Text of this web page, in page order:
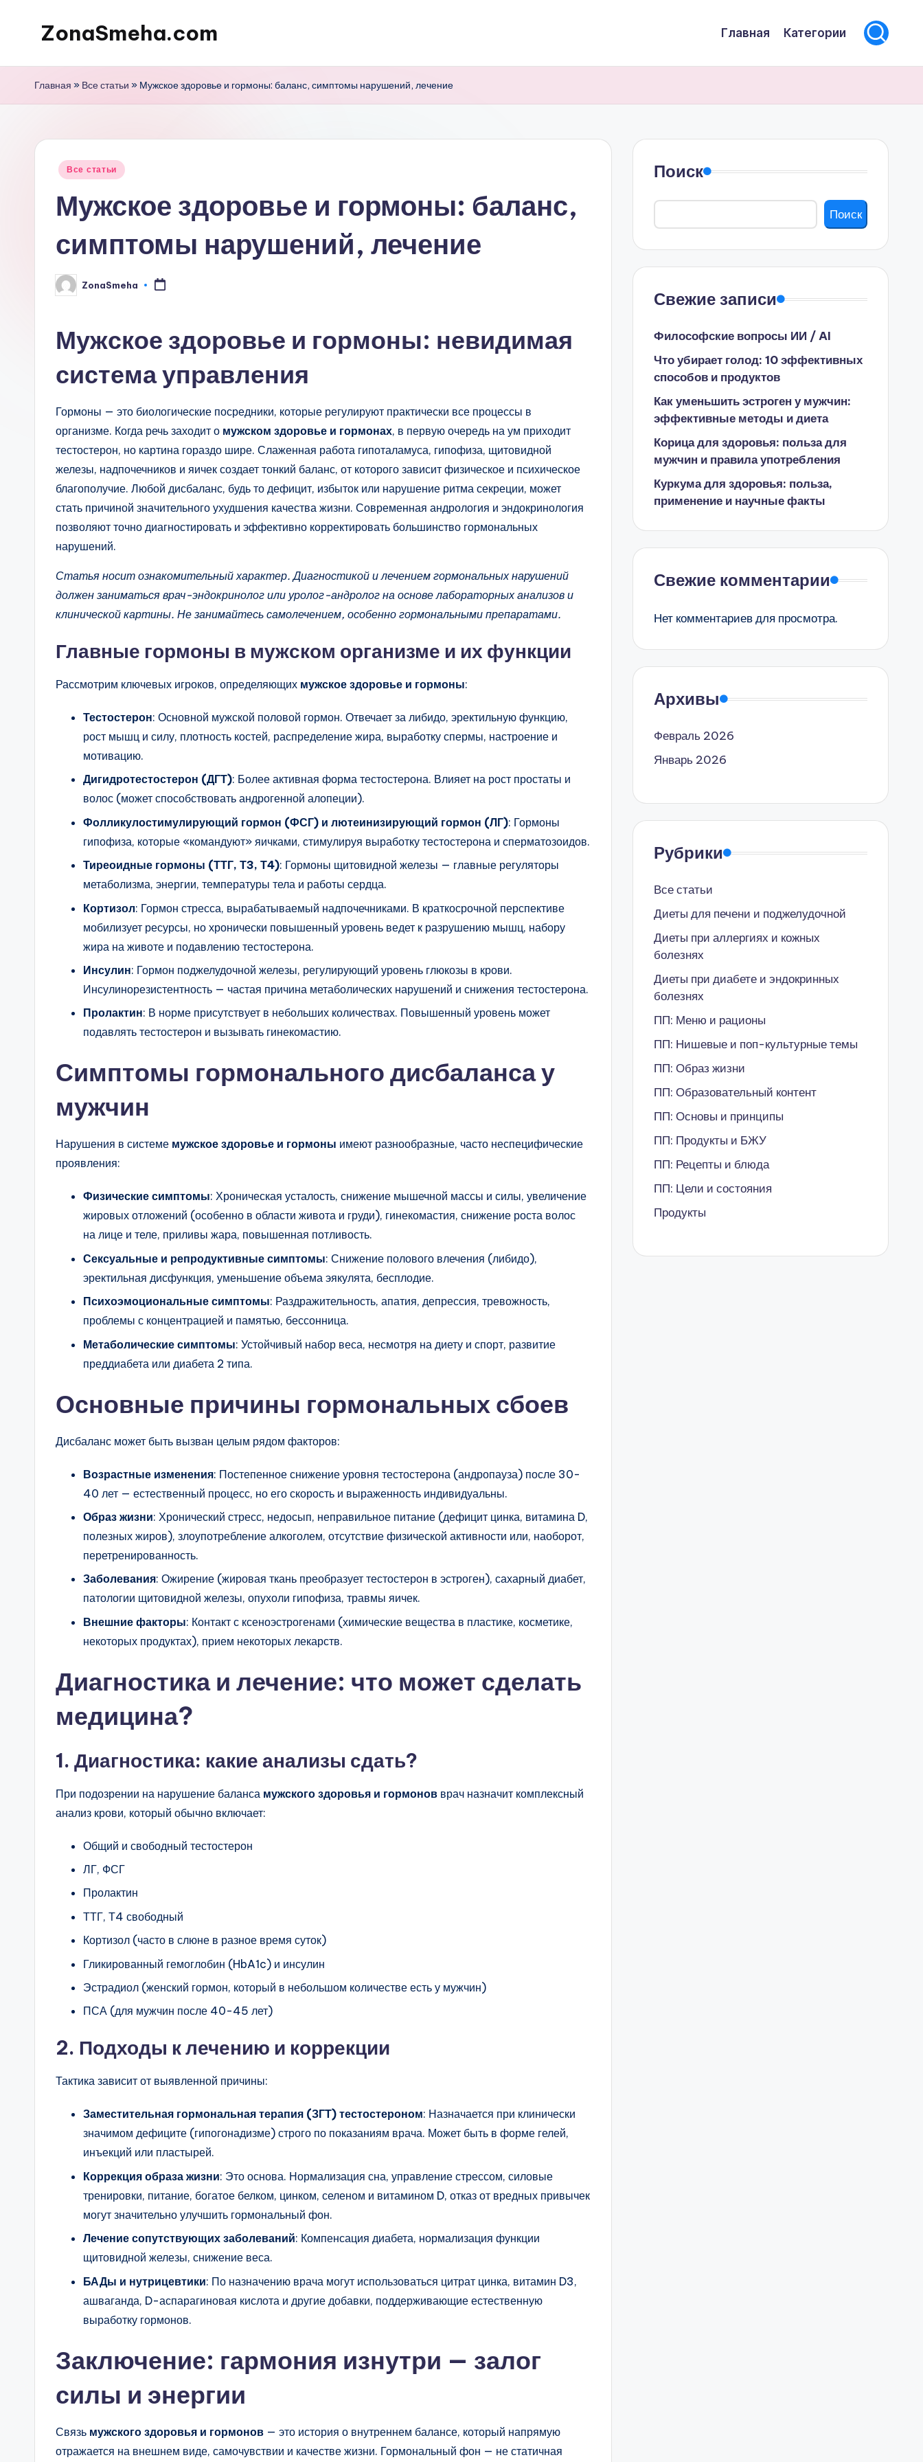
ПерейтиZonaSmeha.com Главная Категории
Главная » Все статьи » Мужское здоровье и гормоны: баланс, симптомы нарушений, лечение
Опубликовано
Все статьи
Мужское здоровье и гормоны: баланс,
симптомы нарушений, лечение
Запись
от
ZonaSmeha
Мужское здоровье и гормоны: невидимая
система управления
Гормоны — это биологические посредники, которые регулируют практически все процессы в
организме. Когда речь заходит о мужском здоровье и гормонах, в первую очередь на ум приходит
тестостерон, но картина гораздо шире. Слаженная работа гипоталамуса, гипофиза, щитовидной
железы, надпочечников и яичек создает тонкий баланс, от которого зависит физическое и психическое
благополучие. Любой дисбаланс, будь то дефицит, избыток или нарушение ритма секреции, может
стать причиной значительного ухудшения качества жизни. Современная андрология и эндокринология
позволяют точно диагностировать и эффективно корректировать большинство гормональных
нарушений.
Статья носит ознакомительный характер. Диагностикой и лечением гормональных нарушений
должен заниматься врач-эндокринолог или уролог-андролог на основе лабораторных анализов и
клинической картины. Не занимайтесь самолечением, особенно гормональными препаратами.
Главные гормоны в мужском организме и их функции
Рассмотрим ключевых игроков, определяющих мужское здоровье и гормоны:
Тестостерон: Основной мужской половой гормон. Отвечает за либидо, эректильную функцию,
рост мышц и силу, плотность костей, распределение жира, выработку спермы, настроение и
мотивацию.
Дигидротестостерон (ДГТ): Более активная форма тестостерона. Влияет на рост простаты и
волос (может способствовать андрогенной алопеции).
Фолликулостимулирующий гормон (ФСГ) и лютеинизирующий гормон (ЛГ): Гормоны
гипофиза, которые «командуют» яичками, стимулируя выработку тестостерона и сперматозоидов.
Тиреоидные гормоны (ТТГ, Т3, Т4): Гормоны щитовидной железы — главные регуляторы
метаболизма, энергии, температуры тела и работы сердца.
Кортизол: Гормон стресса, вырабатываемый надпочечниками. В краткосрочной перспективе
мобилизует ресурсы, но хронически повышенный уровень ведет к разрушению мышц, набору
жира на животе и подавлению тестостерона.
Инсулин: Гормон поджелудочной железы, регулирующий уровень глюкозы в крови.
Инсулинорезистентность — частая причина метаболических нарушений и снижения тестостерона.
Пролактин: В норме присутствует в небольших количествах. Повышенный уровень может
подавлять тестостерон и вызывать гинекомастию.
Симптомы гормонального дисбаланса у
мужчин
Нарушения в системе мужское здоровье и гормоны имеют разнообразные, часто неспецифические
проявления:
Физические симптомы: Хроническая усталость, снижение мышечной массы и силы, увеличение
жировых отложений (особенно в области живота и груди), гинекомастия, снижение роста волос
на лице и теле, приливы жара, повышенная потливость.
Сексуальные и репродуктивные симптомы: Снижение полового влечения (либидо),
эректильная дисфункция, уменьшение объема эякулята, бесплодие.
Психоэмоциональные симптомы: Раздражительность, апатия, депрессия, тревожность,
проблемы с концентрацией и памятью, бессонница.
Метаболические симптомы: Устойчивый набор веса, несмотря на диету и спорт, развитие
преддиабета или диабета 2 типа.
Основные причины гормональных сбоев
Дисбаланс может быть вызван целым рядом факторов:
Возрастные изменения: Постепенное снижение уровня тестостерона (андропауза) после 30-
40 лет — естественный процесс, но его скорость и выраженность индивидуальны.
Образ жизни: Хронический стресс, недосып, неправильное питание (дефицит цинка, витамина D,
полезных жиров), злоупотребление алкоголем, отсутствие физической активности или, наоборот,
перетренированность.
Заболевания: Ожирение (жировая ткань преобразует тестостерон в эстроген), сахарный диабет,
патологии щитовидной железы, опухоли гипофиза, травмы яичек.
Внешние факторы: Контакт с ксеноэстрогенами (химические вещества в пластике, косметике,
некоторых продуктах), прием некоторых лекарств.
Диагностика и лечение: что может сделать
медицина?
1. Диагностика: какие анализы сдать?
При подозрении на нарушение баланса мужского здоровья и гормонов врач назначит комплексный
анализ крови, который обычно включает:
Общий и свободный тестостерон
ЛГ, ФСГ
Пролактин
ТТГ, Т4 свободный
Кортизол (часто в слюне в разное время суток)
Гликированный гемоглобин (HbA1c) и инсулин
Эстрадиол (женский гормон, который в небольшом количестве есть у мужчин)
ПСА (для мужчин после 40-45 лет)
2. Подходы к лечению и коррекции
Тактика зависит от выявленной причины:
Заместительная гормональная терапия (ЗГТ) тестостероном: Назначается при клинически
значимом дефиците (гипогонадизме) строго по показаниям врача. Может быть в форме гелей,
инъекций или пластырей.
Коррекция образа жизни: Это основа. Нормализация сна, управление стрессом, силовые
тренировки, питание, богатое белком, цинком, селеном и витамином D, отказ от вредных привычек
могут значительно улучшить гормональный фон.
Лечение сопутствующих заболеваний: Компенсация диабета, нормализация функции
щитовидной железы, снижение веса.
БАДы и нутрицевтики: По назначению врача могут использоваться цитрат цинка, витамин D3,
ашваганда, D-аспарагиновая кислота и другие добавки, поддерживающие естественную
выработку гормонов.
Заключение: гармония изнутри — залог
силы и энергии
Связь мужского здоровья и гормонов — это история о внутреннем балансе, который напрямую
отражается на внешнем виде, самочувствии и качестве жизни. Гормональный фон — не статичная
Поиск
Поиск
Свежие записи
Философские вопросы ИИ / AI
Что убирает голод: 10 эффективных
способов и продуктов
Как уменьшить эстроген у мужчин:
эффективные методы и диета
Корица для здоровья: польза для
мужчин и правила употребления
Куркума для здоровья: польза,
применение и научные факты
Свежие комментарии
Нет комментариев для просмотра.
Архивы
Февраль 2026
Январь 2026
Рубрики
Все статьи
Диеты для печени и поджелудочной
Диеты при аллергиях и кожных
болезнях
Диеты при диабете и эндокринных
болезнях
ПП: Меню и рационы
ПП: Нишевые и поп-культурные темы
ПП: Образ жизни
ПП: Образовательный контент
ПП: Основы и принципы
ПП: Продукты и БЖУ
ПП: Рецепты и блюда
ПП: Цели и состояния
Продукты